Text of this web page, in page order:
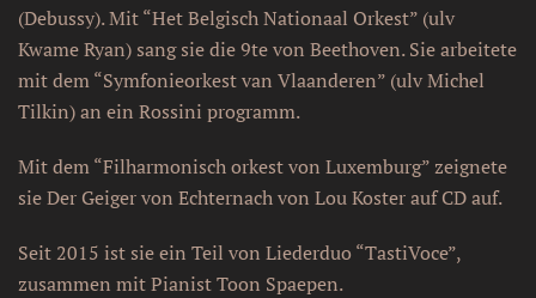
(Debussy). Mit “Het Belgisch Nationaal Orkest” (ulv
Kwame Ryan) sang sie die 9te von Beethoven. Sie arbeitete
mit dem “Symfonieorkest van Vlaanderen” (ulv Michel
Tilkin) an ein Rossini programm.
Mit dem “Filharmonisch orkest von Luxemburg” zeignete
sie Der Geiger von Echternach von Lou Koster auf CD auf.
Seit 2015 ist sie ein Teil von Liederduo “TastiVoce”,
zusammen mit Pianist Toon Spaepen.